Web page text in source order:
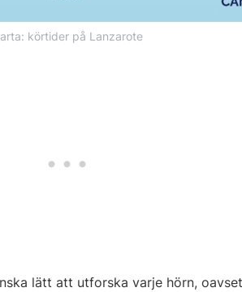
körtider på Lanzarote
lätt att utforska varje hörn,